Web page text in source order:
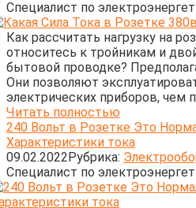
Cпециалист по
Как рассчитать нагрузку на
относитесь к тройникам и
бытовой проводке?
Они позволяют
электрических приборов, чем
Читать полностью
240 Вольт в Розетке Это
Характеристики тока
09.02.2022Рубрика:
Cпециалист по